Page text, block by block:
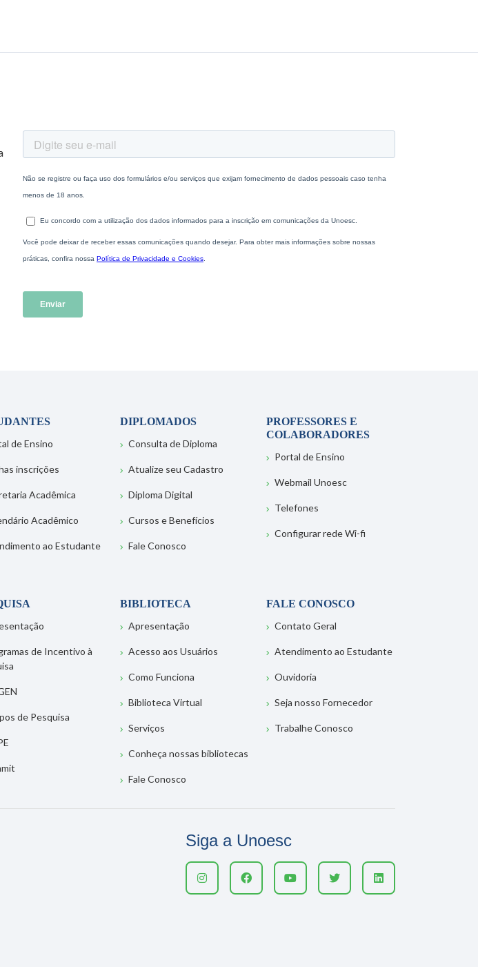
de Ensino
inscrições
Acadêmica
Acadêmico
ao Estudante
DIPLOMADOS
Consulta de Diploma
Atualize seu Cadastro
Diploma Digital
Cursos e Benefícios
Fale Conosco
PROFESSORES E
COLABORADORES
Portal de Ensino
Webmail Unoesc
Telefones
Configurar rede Wi-fi
de Incentivo à
de Pesquisa
BIBLIOTECA
Apresentação
Acesso aos Usuários
Como Funciona
Biblioteca Virtual
Serviços
Conheça nossas bibliotecas
Fale Conosco
FALE CONOSCO
Contato Geral
Atendimento ao Estudante
Ouvidoria
Seja nosso Fornecedor
Trabalhe Conosco
Siga a Unoesc